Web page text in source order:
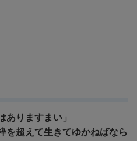
ありますまい」
を超えて生きてゆかねばなら